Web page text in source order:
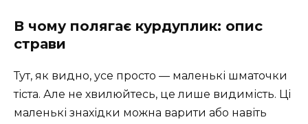
В чому полягає курдуплик: опис
страви
Тут, як видно, усе просто — маленькі шматочки
тіста. Але не хвилюйтесь, це лише видимість. Ці
маленькі знахідки можна варити або навіть